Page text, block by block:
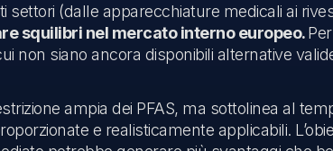
settori (dalle apparecchiature medicali ai
squilibri nel mercato interno europeo.
non siano ancora disponibili alternative
ampia dei PFAS, ma sottolinea al
e realisticamente applicabili.